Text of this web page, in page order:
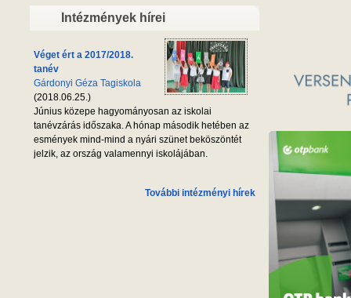
Intézmények hírei
Véget ért a 2017/2018.
tanév
Gárdonyi Géza Tagiskola
(2018.06.25.)
Június közepe hagyományosan az iskolai
tanévzárás időszaka. A hónap második hetében az
esmények mind-mind a nyári szünet beköszöntét
jelzik, az ország valamennyi iskolájában.
További intézményi hírek